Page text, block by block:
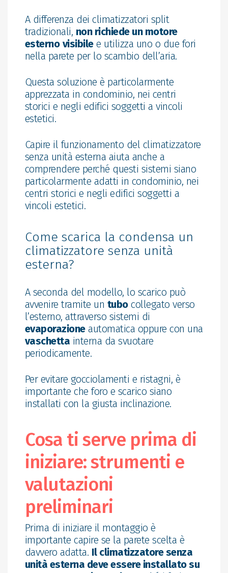
A differenza dei climatizzatori split
tradizionali, non richiede un motore
esterno visibilee utilizza uno o due fori
nella parete per lo scambio dell’aria.
Questa soluzione è particolarmente
apprezzata in condominio, nei centri
storici e negli edifici soggetti a vincoli
estetici.
Capire il funzionamento del climatizzatore
senza unità esterna aiuta anche a
comprendere perché questi sistemi siano
particolarmente adatti in condominio, nei
centri storici e negli edifici soggetti a
vincoli estetici.
Come scarica la condensa un
climatizzatore senza unità
esterna?
A seconda del modello, lo scarico può
avvenire tramite un tubocollegato verso
l’esterno, attraverso sistemi di
evaporazioneautomatica oppure con una
vaschetta interna da svuotare
periodicamente.
Per evitare gocciolamenti e ristagni, è
importante che foro e scarico siano
installati con la giusta inclinazione.
Cosa ti serve prima di
iniziare: strumenti e
valutazioni
preliminari
Prima di iniziare il montaggio è
importante capire se la parete scelta è
davvero adatta. Il climatizzatore senza
unità esterna deve essere installato su